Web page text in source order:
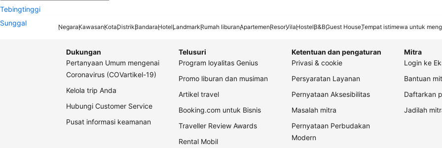
Tebingtinggi
Sunggal
NegaraKawasanKotaDistrikBandaraHotelLandmarkRumah liburanApartemenResorVilaHostelB&BGuest HouseTempat istimewa untuk
Dukungan
Pertanyaan Umum mengenai
Coronavirus (COVartikel-19)
Kelola trip Anda
Hubungi Customer Service
Pusat informasi keamanan
Telusuri
Program loyalitas Genius
Promo liburan dan musiman
Artikel travel
Booking.com untuk Bisnis
Traveller Review Awards
Rental Mobil
Ketentuan dan pengaturan
Privasi & cookie
Persyaratan Layanan
Pernyataan Aksesibilitas
Masalah mitra
Pernyataan Perbudakan
Modern
Mitra
Login ke
Bantuan
Daftarkan
Jadilah